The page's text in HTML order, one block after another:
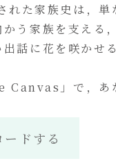
た家族史は，単
う家族を支える
話に花を咲かせ
」で，あ
ドする